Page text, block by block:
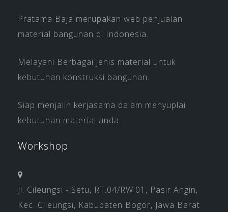
Pratama Baja merupakan web penjualan
material bangunan di Indonesia.
Melayani Berbagai jenis material untuk
kebutuhan konstruksi bangunan.
Siap menjalin kerjasama dalam menyuplai
kebutuhan material anda.
Workshop
Jl. Cileungsi - Setu, RT.04/RW.01, Pasir Angin,
Kec. Cileungsi, Kabupaten Bogor, Jawa Barat